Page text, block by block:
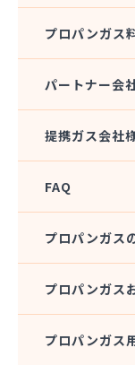
株式会社瀬尾
株式会社西城
株式会社石沢
株式会社石澤
株式会社島田
株式会社東親
株式会社藤田
株式会社福冨
株式会社平松
株式会社別井
プロパンガス
パートナー会
提携ガス会社
FAQ
プロパンガス
プロパンガス
プロパンガス